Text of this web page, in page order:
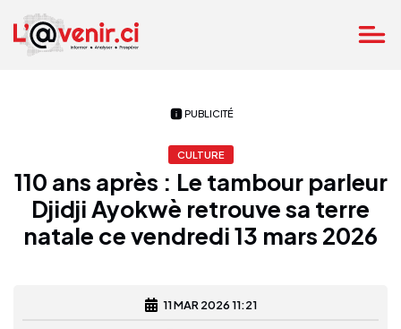
PUBLICITÉ
CULTURE
110 ans après : Le tambour parleur
Djidji Ayokwè retrouve sa terre
natale ce vendredi 13 mars 2026
11 MAR 2026 11:21